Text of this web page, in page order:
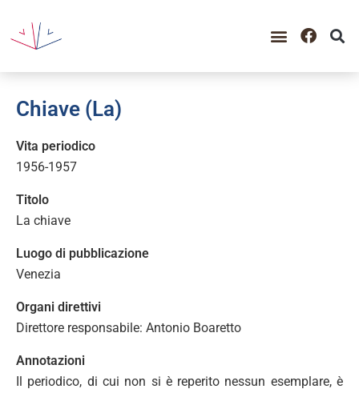
Chiave (La)
Vita periodico
1956-1957
Titolo
La chiave
Luogo di pubblicazione
Venezia
Organi direttivi
Direttore responsabile: Antonio Boaretto
Annotazioni
Il periodico, di cui non si è reperito nessun esemplare, è